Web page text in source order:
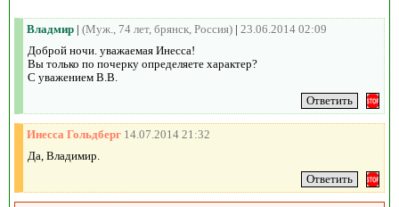
Владмир | (Муж., 74 лет, брянск, Россия) | 23.06.2014 02:09
Доброй ночи. уважаемая Инесса!
Вы только по почерку определяете характер?
С уважением В.В.
Инесса Гольдберг 14.07.2014 21:32
Да, Владимир.